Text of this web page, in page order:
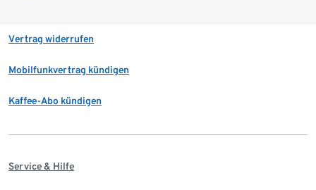
Vertrag widerrufen
Mobilfunkvertrag kündigen
Kaffee-Abo kündigen
Service & Hilfe